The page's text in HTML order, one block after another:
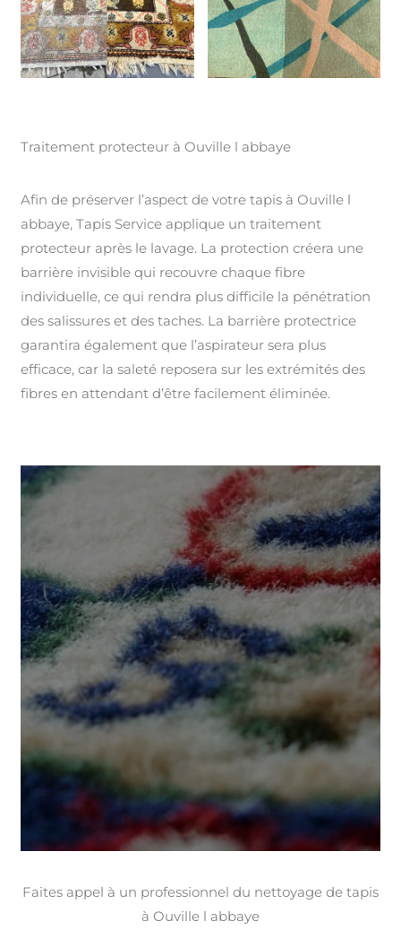
Traitement protecteur à Ouville l abbaye
Afin de préserver l’aspect de votre tapis à Ouville l
abbaye, Tapis Service applique un traitement
protecteur après le lavage. La protection créera une
barrière invisible qui recouvre chaque fibre
individuelle, ce qui rendra plus difficile la pénétration
des salissures et des taches. La barrière protectrice
garantira également que l’aspirateur sera plus
efficace, car la saleté reposera sur les extrémités des
fibres en attendant d’être facilement éliminée.
Faites appel à un professionnel du nettoyage de tapis
à Ouville l abbaye